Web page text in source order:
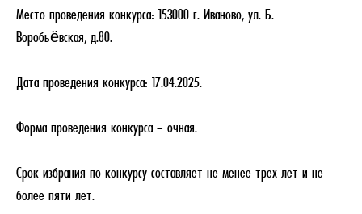
Место проведения конкурса: 153000 г. Иваново, ул. Б.
Воробьёвская, д.80.
Дата проведения конкурса: 17.04.2025.
Форма проведения конкурса – очная.
Срок избрания по конкурсу составляет не менее трех лет и не
более пяти лет.